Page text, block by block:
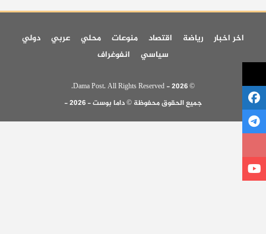
اخر اخبار رياضة اقتصاد منوعات محلي عربي
دولي
سياسي
انفوغراف
© 2026 - Dama Post. All Rights Reserved.
جميع الحقوق محفوظة © داما بوست - 2026 -